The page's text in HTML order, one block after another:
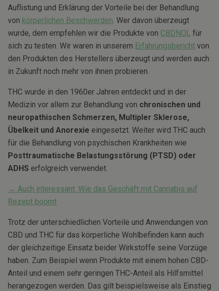
Auflistung und Erklärung der Vorteile bei der Behandlung
von körperlichen Beschwerden. Wer davon überzeugt
wurde, dem empfehlen wir die Produkte von CBDNOL für
sich zu testen. Wir waren in unserem Erfahrungsbericht von
den Produkten des Herstellers überzeugt und werden auch
in Zukunft noch mehr von ihnen probieren.
THC wurde in den 1960er Jahren entdeckt und in der
Medizin vor allem zur Behandlung von chronischen und
neuropathischen Schmerzen, Multipler Sklerose,
Übelkeit und Anorexie eingesetzt. Weiter wird THC auch
für die Behandlung von psychischen Krankheiten wie
Posttraumatische Belastungsstörung (PTSD) oder
ADHS erfolgreich verwendet.
→ Auch interessant: Wie das Geschäft mit Cannabis auf
Rezept boomt
Trotz der unterschiedlichen Vorteile und Anwendungen von
CBD und THC für das körperliche Wohlbefinden kann auch
der gleichzeitige Einsatz beider Wirkstoffe seine Vorzüge
haben. Zum Beispiel wenn Produkte mit einem hohen CBD-
Anteil und einem sehr geringen THC-Anteil als Hilfsmittel
herangezogen werden. Das gilt beispielsweise als Einstieg